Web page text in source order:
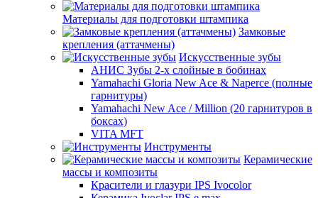
Материалы для подготовки штампика
Замковые
крепления (аттачмены)
Искусственные зубы
АНИС Зубы 2-х слойные в бобинах
Yamahachi Gloria New Ace & Naperce (полные
гарнитуры)
Yamahachi New Ace / Million (20 гарнитуров в
боксах)
VITA MFT
Инструменты
Керамические
массы и композиты
Красители и глазури IPS Ivocolor